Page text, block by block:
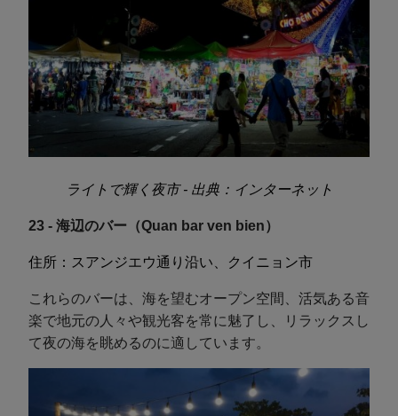
ライトで輝く夜市 - 出典：インターネット
23 - 海辺のバー（Quan bar ven bien）
住所：スアンジエウ通り沿い、クイニョン市
これらのバーは、海を望むオープン空間、活気ある音
楽で地元の人々や観光客を常に魅了し、リラックスし
て夜の海を眺めるのに適しています。